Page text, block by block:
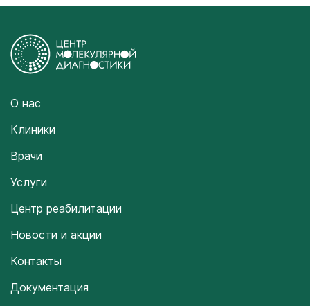
О нас
Клиники
Врачи
Услуги
Центр реабилитации
Новости и акции
Контакты
Документация